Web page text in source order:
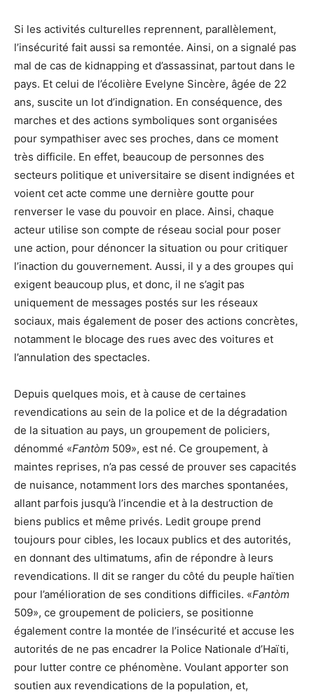
Si les activités culturelles reprennent, parallèlement,
l’insécurité fait aussi sa remontée. Ainsi, on a signalé pas
mal de cas de kidnapping et d’assassinat, partout dans le
pays. Et celui de l’écolière Evelyne Sincère, âgée de 22
ans, suscite un lot d’indignation. En conséquence, des
marches et des actions symboliques sont organisées
pour sympathiser avec ses proches, dans ce moment
très difficile. En effet, beaucoup de personnes des
secteurs politique et universitaire se disent indignées et
voient cet acte comme une dernière goutte pour
renverser le vase du pouvoir en place. Ainsi, chaque
acteur utilise son compte de réseau social pour poser
une action, pour dénoncer la situation ou pour critiquer
l’inaction du gouvernement. Aussi, il y a des groupes qui
exigent beaucoup plus, et donc, il ne s’agit pas
uniquement de messages postés sur les réseaux
sociaux, mais également de poser des actions concrètes,
notamment le blocage des rues avec des voitures et
l’annulation des spectacles.
Depuis quelques mois, et à cause de certaines
revendications au sein de la police et de la dégradation
de la situation au pays, un groupement de policiers,
dénommé «Fantòm 509», est né. Ce groupement, à
maintes reprises, n’a pas cessé de prouver ses capacités
de nuisance, notamment lors des marches spontanées,
allant parfois jusqu’à l’incendie et à la destruction de
biens publics et même privés. Ledit groupe prend
toujours pour cibles, les locaux publics et des autorités,
en donnant des ultimatums, afin de répondre à leurs
revendications. Il dit se ranger du côté du peuple haïtien
pour l’amélioration de ses conditions difficiles. «Fantòm
509», ce groupement de policiers, se positionne
également contre la montée de l’insécurité et accuse les
autorités de ne pas encadrer la Police Nationale d’Haïti,
pour lutter contre ce phénomène. Voulant apporter son
soutien aux revendications de la population, et,